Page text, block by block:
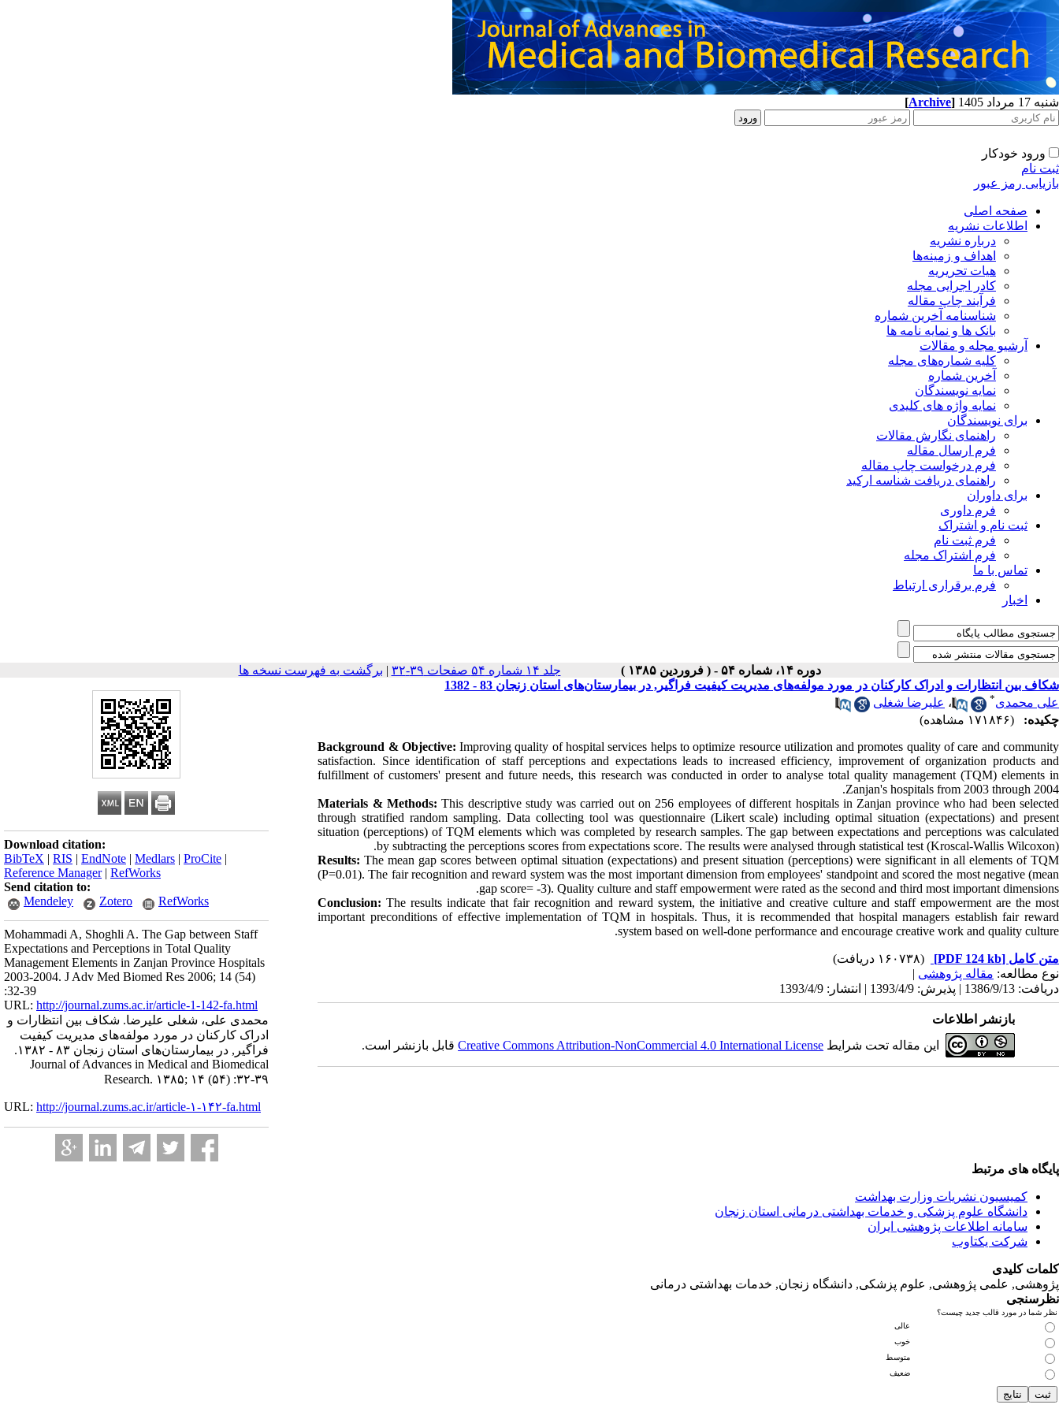
شنبه 17 مرداد 1405 [Archive]
ورود خودکار
ثبت نام
بازیابی رمز عبور
صفحه اصلی
اطلاعات نشریه
درباره نشریه
اهداف و زمینه‌ها
هیات تحریریه
کادر اجرایی مجله
فرآیند چاپ مقاله
شناسنامه آخرین شماره
بانک ها و نمایه نامه ها
آرشیو مجله و مقالات
کلیه شماره‌های مجله
آخرین شماره
نمایه نویسندگان
نمایه واژه های کلیدی
برای نویسندگان
راهنمای نگارش مقالات
فرم ارسال مقاله
فرم درخواست چاپ مقاله
راهنمای دریافت شناسه ارکید
برای داوران
فرم داوری
ثبت نام و اشتراک
فرم ثبت نام
فرم اشتراک مجله
تماس با ما
فرم برقراری ارتباط
اخبار
دوره ۱۴، شماره ۵۴ - ( فروردين ۱۳۸۵ ) جلد ۱۴ شماره ۵۴ صفحات ۳۹-۳۲ | برگشت به فهرست نسخه ها
Download citation:
BibTeX | RIS | EndNote | Medlars | ProCite |
Reference Manager| RefWorks
Send citation to:
Mendeley
Zotero RefWorks
Mohammadi A, Shoghli A. The Gap between Staff
Expectations and Perceptions in Total Quality
Management Elements in Zanjan Province Hospitals
2003-2004. J Adv Med Biomed Res 2006; 14 (54)
:32-39
URL: http://journal.zums.ac.ir/article-1-142-fa.html
محمدی علی، شغلی علیرضا. شکاف بین انتظارات و
ادراک کارکنان در مورد مولفه‌های مدیریت کیفیت
فراگیر, در بیمارستان‌های استان زنجان ۸۳ - ۱۳۸۲.
Journal of Advances in Medical and Biomedical
Research. ۱۳۸۵; ۱۴ (۵۴) :۳۲-۳۹
URL: http://journal.zums.ac.ir/article-۱-۱۴۲-fa.html
شکاف بین انتظارات و ادراک کارکنان در مورد مولفه‌های مدیریت کیفیت فراگیر, در بیمارستان‌های استان زنجان 83 - 1382
علی محمدی* ، علیرضا شغلی
چکیده:
(۱۷۱۸۴۶ مشاهده)
Background & Objective:Improving quality of hospital services helps to optimize resource utilization and promotes quality of care and community
satisfaction. Since identification of staff perceptions and expectations leads to increased efficiency, improvement of organization products and
fulfillment of customers' present and future needs, this research was conducted in order to analyse total quality management (TQM) elements in
Zanjan's hospitals from 2003 through 2004.
Materials & Methods: This descriptive study was carried out on 256 employees of different hospitals in Zanjan province who had been selected
through stratified random sampling. Data collecting tool was questionnaire (Likert scale) including optimal situation (expectations) and present
situation (perceptions) of TQM elements which was completed by research samples. The gap between expectations and perceptions was calculated
by subtracting the perceptions scores from expectations score. The results were analysed through statistical test (Kroscal-Wallis Wilcoxon).
Results: The mean gap scores between optimal situation (expectations) and present situation (perceptions) were significant in all elements of TQM
(P=0.01). The fair recognition and reward system was the most important dimension from employees' standpoint and scored the most negative (mean
gap score= -3). Quality culture and staff empowerment were rated as the second and third most important dimensions.
Conclusion: The results indicate that fair recognition and reward system, the initiative and creative culture and staff empowerment are the most
important preconditions of effective implementation of TQM in hospitals. Thus, it is recommended that hospital managers establish fair reward
system based on well-done performance and encourage creative work and quality culture.
متن کامل [PDF 124 kb]
(۱۶۰۷۳۸ دریافت)
نوع مطالعه: مقاله پژوهشی |
دریافت: 1386/9/13 | پذیرش: 1393/4/9 | انتشار: 1393/4/9
بازنشر اطلاعات
این مقاله تحت شرایط Creative Commons Attribution-NonCommercial 4.0 International Licenseقابل بازنشر است.
پایگاه های مرتبط
کمیسیون نشریات وزارت بهداشت
دانشگاه‌ علوم‌ پزشکی‌ و خدمات‌ بهداشتی‌ درمانی‌ استان‌ زنجان
سامانه اطلاعات پژوهشی ایران
شرکت یکتاوب
کلمات کلیدی
پژوهشی, علمی پژوهشی, علوم‌ پزشکی‌, دانشگاه زنجان, خدمات‌ بهداشتی‌ درمانی‌
نظرسنجی
نظر شما در مورد قالب جدید چیست؟
عالی
خوب
متوسط
ضعیف